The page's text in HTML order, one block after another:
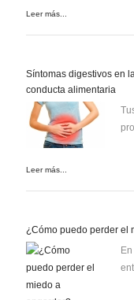
Leer más...
Síntomas digestivos en
conducta alimentaria
Leer más...
¿Cómo puedo perder el